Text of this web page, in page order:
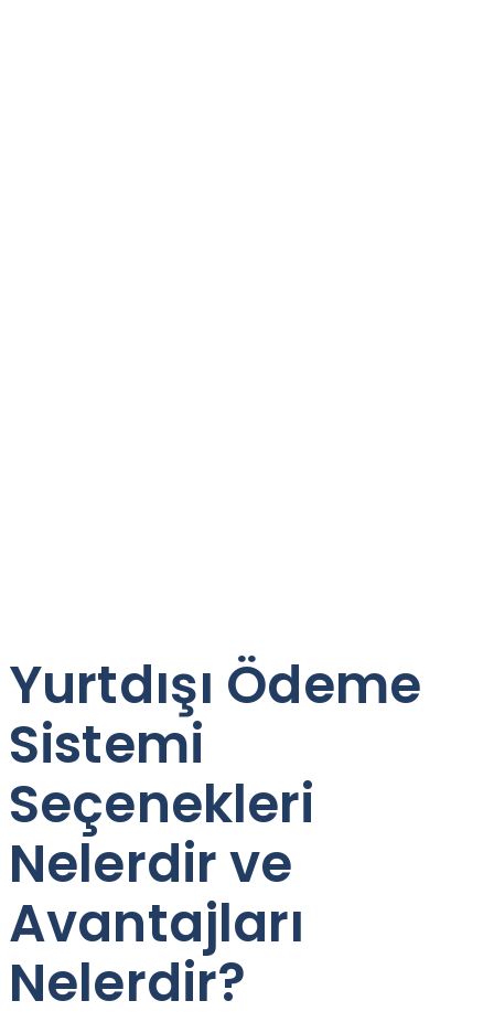
Yurtdışı Ödeme
Sistemi
Seçenekleri
Nelerdir ve
Avantajları
Nelerdir?